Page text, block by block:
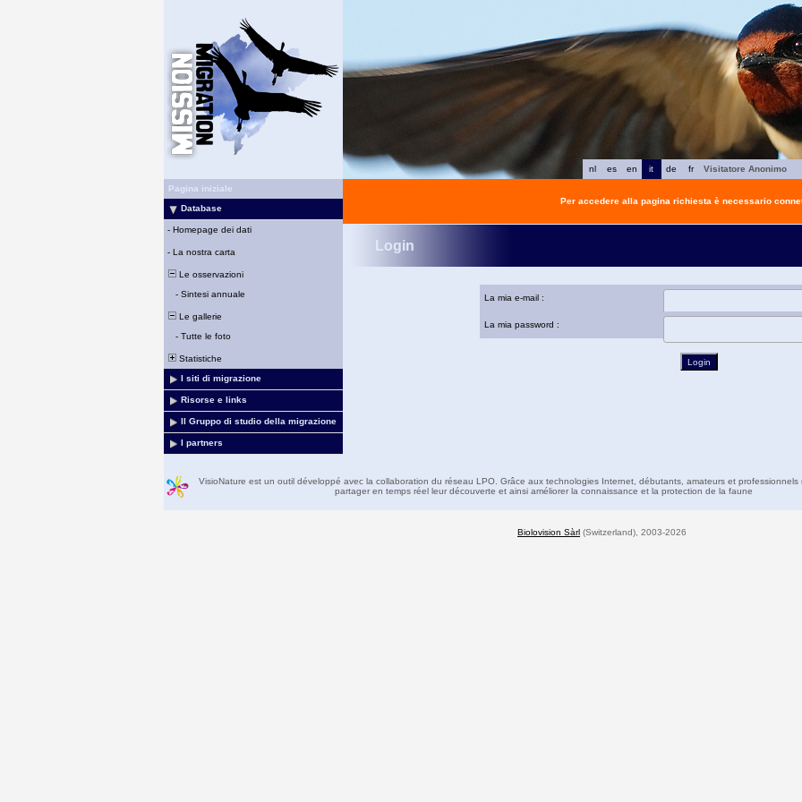
fr
de
it
en
es
nl
Visitatore Anonimo
Pagina iniziale
Database
- Homepage dei dati
- La nostra carta
Le osservazioni
- Sintesi annuale
Le gallerie
- Tutte le foto
Statistiche
I siti di migrazione
Risorse e links
Il Gruppo di studio della migrazione
I partners
Per accedere alla pagina richiesta è necessario
Login
La mia e-mail :
La mia password :
VisioNature est un outil développé avec la collaboration du réseau LPO. Grâce aux technologies Internet, débutants, amateurs et professionnels
partager en temps réel leur découverte et ainsi améliorer la connaissance et la protection de la faune
Biolovision Sàrl (Switzerland), 2003-2026